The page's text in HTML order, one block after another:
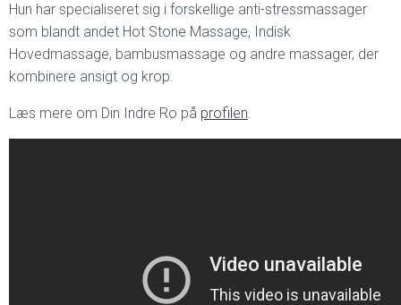
Hun har specialiseret sig i forskellige anti-stressmassager
som blandt andet Hot Stone Massage, Indisk
Hovedmassage, bambusmassage og andre massager, der
kombinere ansigt og krop.
Læs mere om Din Indre Ro på profilen.